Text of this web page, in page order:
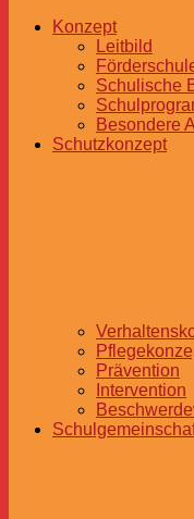
Konzept
Leitbild
Schulische
Besondere
Schutzkonzept
Prävention
Intervention